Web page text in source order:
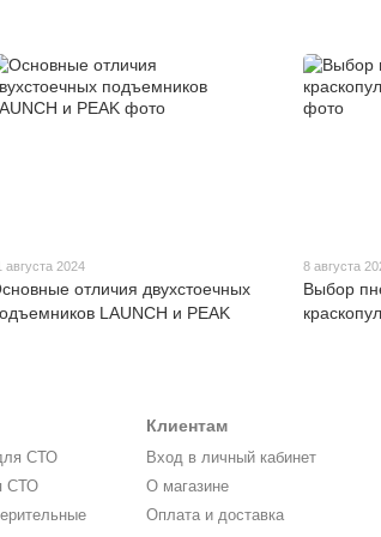
августа 2024
отличия двухстоечных
LAUNCH и PEAK
8 августа
Выбор
СТО
СТО
Клиентам
Вход в личный кабинет
О магазине
Оплата и доставка